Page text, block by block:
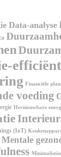
Data-analyse
Financiële
voeding
Hernieuwbare
(IoT)
Mentale